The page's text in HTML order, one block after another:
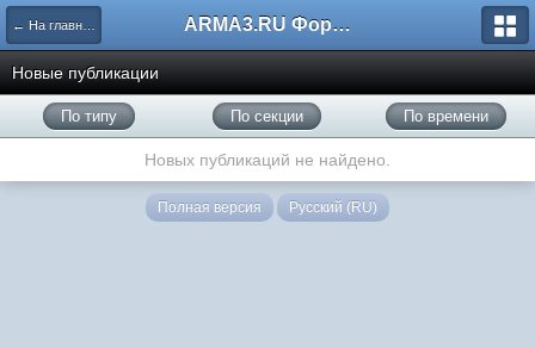
← На главную ARMA3.RU Форум
Новые публикации
По типу По секции По времени
Новых публикаций не найдено.
Полная версия Русский (RU)